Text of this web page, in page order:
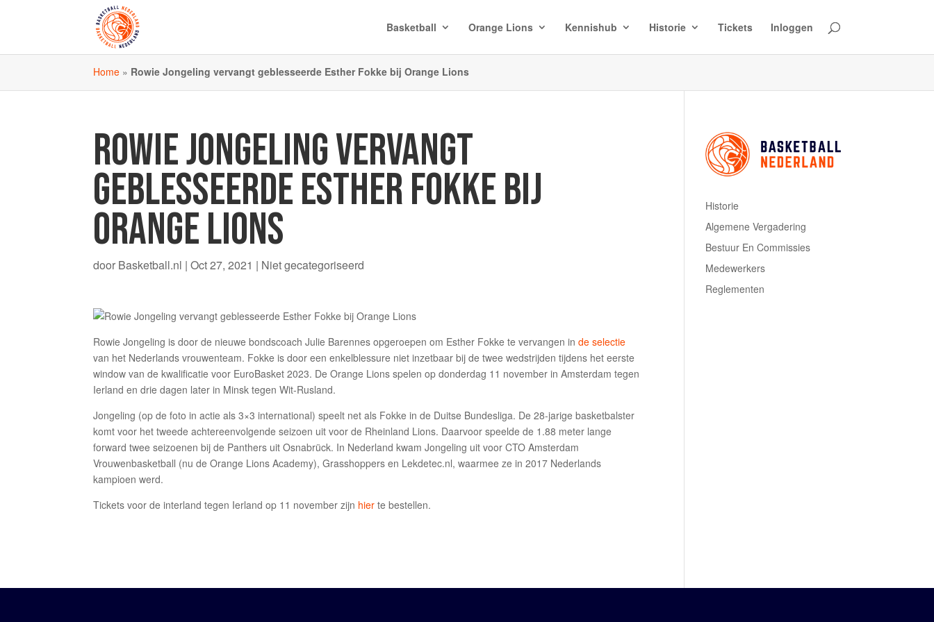
Basketball Orange Lions Kennishub Historie Tickets Inloggen
Home » Rowie Jongeling vervangt geblesseerde Esther Fokke bij Orange Lions
ROWIE JONGELING VERVANGT
GEBLESSEERDE ESTHER FOKKE BIJ
ORANGE LIONS
door Basketball.nl |Oct 27, 2021 | Niet gecategoriseerd
Rowie Jongeling is door de nieuwe bondscoach Julie Barennes opgeroepen om Esther Fokke te vervangen inde selectie
van het Nederlands vrouwenteam. Fokke is door een enkelblessure niet inzetbaar bij de twee wedstrijden tijdens het eerste
window van de kwalificatie voor EuroBasket 2023. De Orange Lions spelen op donderdag 11 november in Amsterdam tegen
Ierland en drie dagen later in Minsk tegen Wit-Rusland.
Jongeling (op de foto in actie als 3×3 international) speelt net als Fokke in de Duitse Bundesliga. De 28-jarige basketbalster
komt voor het tweede achtereenvolgende seizoen uit voor de Rheinland Lions. Daarvoor speelde de 1.88 meter lange
forward twee seizoenen bij de Panthers uit Osnabrück. In Nederland kwam Jongeling uit voor CTO Amsterdam
Vrouwenbasketball (nu de Orange Lions Academy), Grasshoppers en Lekdetec.nl, waarmee ze in 2017 Nederlands
kampioen werd.
Tickets voor de interland tegen Ierland op 11 november zijn hier te bestellen.
Historie
Algemene Vergadering
Bestuur En Commissies
Medewerkers
Reglementen